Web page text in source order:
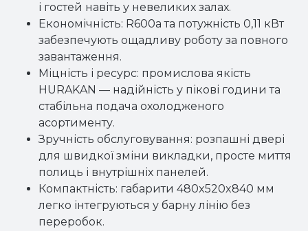
і гостей навіть у невеликих залах.
Економічність: R600a та потужність 0,11 кВт
забезпечують ощадливу роботу за повного
завантаження.
Міцність і ресурс: промислова якість
HURAKAN — надійність у пікові години та
стабільна подача охолодженого
асортименту.
Зручність обслуговування: розпашні двері
для швидкої зміни викладки, просте миття
полиць і внутрішніх панелей.
Компактність: габарити 480x520x840 мм
легко інтегруються у барну лінію без
переробок.